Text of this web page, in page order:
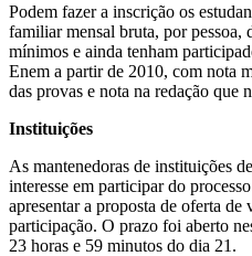
Podem fazer a inscrição os
familiar mensal bruta, por pessoa,
mínimos e ainda tenham
Enem a partir de 2010, com nota
das provas e nota na redação que
Instituições
As mantenedoras de instituições
interesse em participar do
apresentar a proposta de oferta de
participação. O prazo foi aberto
23 horas e 59 minutos do dia 21.